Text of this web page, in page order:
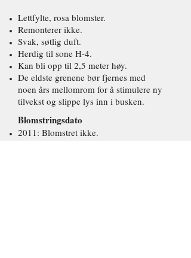
Lettfylte, rosa blomster.
Remonterer ikke.
Svak, søtlig duft.
Herdig til sone H-4.
Kan bli opp til 2,5 meter høy.
De eldste grenene bør fjernes med
noen års mellomrom for å stimulere ny
tilvekst og slippe lys inn i busken.
Blomstringsdato
2011: Blomstret ikke.